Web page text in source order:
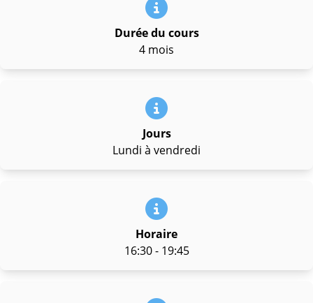
Durée du cours
4 mois
Jours
Lundi à vendredi
Horaire
16:30 - 19:45